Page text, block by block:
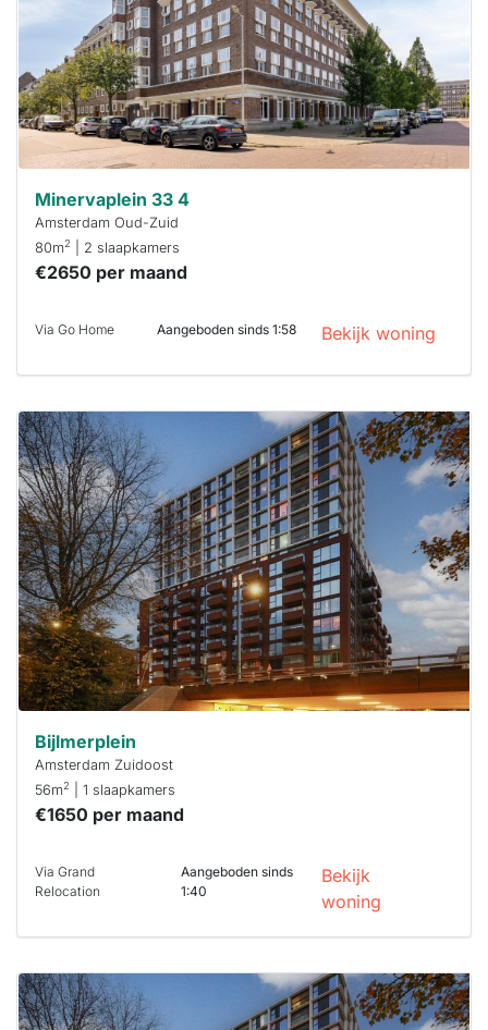
minuten
reageren.
Stekkies helpt
je hierbij!
Minervaplein 33 4
Amsterdam Oud-Zuid
80m2 | 2 slaapkamers
€2650 per maand
Via Go Home Aangeboden sinds 1:58 Bekijk woning
Deze woning
is
waarschijnlijk
al verhuurd
Om kans te
maken moet je
binnen 15
minuten
reageren.
Stekkies helpt
je hierbij!
Bijlmerplein
Amsterdam Zuidoost
56m2 | 1 slaapkamers
€1650 per maand
Via Grand
Relocation
Aangeboden sinds
1:40
Bekijk
woning
Deze woning
is